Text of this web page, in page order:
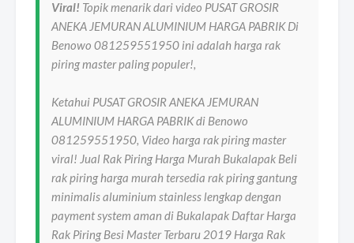
Viral! Topik menarik dari video PUSAT GROSIR
ANEKA JEMURAN ALUMINIUM HARGA PABRIK Di
Benowo 081259551950 ini adalah harga rak
piring master paling populer!,
Ketahui PUSAT GROSIR ANEKA JEMURAN
ALUMINIUM HARGA PABRIK di Benowo
081259551950, Video harga rak piring master
viral! Jual Rak Piring Harga Murah Bukalapak Beli
rak piring harga murah tersedia rak piring gantung
minimalis aluminium stainless lengkap dengan
payment system aman di Bukalapak Daftar Harga
Rak Piring Besi Master Terbaru 2019 Harga Rak